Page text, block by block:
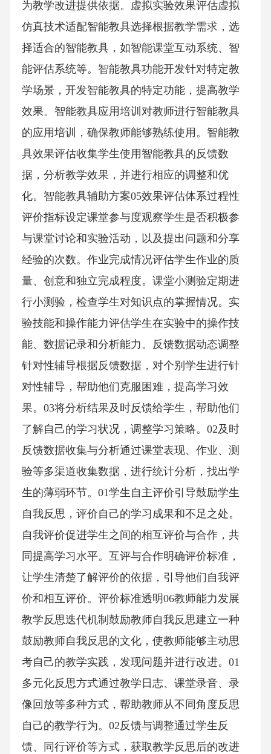
为教学改进提供依据。虚拟实验效果评估虚拟
仿真技术适配智能教具选择根据教学需求，选
择适合的智能教具，如智能课堂互动系统、智
能评估系统等。智能教具功能开发针对特定教
学场景，开发智能教具的特定功能，提高教学
效果。智能教具应用培训对教师进行智能教具
的应用培训，确保教师能够熟练使用。智能教
具效果评估收集学生使用智能教具的反馈数
据，分析教学效果，并进行相应的调整和优
化。智能教具辅助方案05效果评估体系过程性
评价指标设定课堂参与度观察学生是否积极参
与课堂讨论和实验活动，以及提出问题和分享
经验的次数。作业完成情况评估学生作业的质
量、创意和独立完成程度。课堂小测验定期进
行小测验，检查学生对知识点的掌握情况。实
验技能和操作能力评估学生在实验中的操作技
能、数据记录和分析能力。反馈数据动态调整
针对性辅导根据反馈数据，对个别学生进行针
对性辅导，帮助他们克服困难，提高学习效
果。03将分析结果及时反馈给学生，帮助他们
了解自己的学习状况，调整学习策略。02及时
反馈数据收集与分析通过课堂表现、作业、测
验等多渠道收集数据，进行统计分析，找出学
生的薄弱环节。01学生自主评价引导鼓励学生
自我反思，评价自己的学习成果和不足之处。
自我评价促进学生之间的相互评价与合作，共
同提高学习水平。互评与合作明确评价标准，
让学生清楚了解评价的依据，引导他们自我评
价和相互评价。评价标准透明06教师能力发展
教学反思迭代机制鼓励教师自我反思建立一种
鼓励教师自我反思的文化，使教师能够主动思
考自己的教学实践，发现问题并进行改进。01
多元化反思方式通过教学日志、课堂录音、录
像回放等多种方式，帮助教师从不同角度反思
自己的教学行为。02反馈与调整通过学生反
馈、同行评价等方式，获取教学反思后的改进